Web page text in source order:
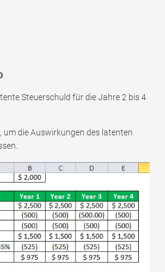
Steuerschuld für die Jahre 2 bis 4
um die Auswirkungen des latenten